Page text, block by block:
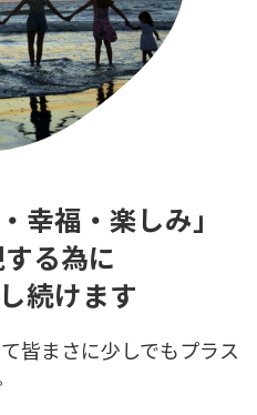
幸福・楽しみ」
する為に
続けます
皆まさに少しでもプラス